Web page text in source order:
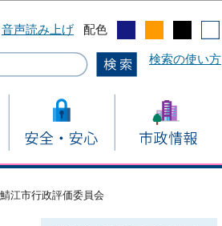
音声読み上げ 配色
検索の使い方
江市行政評価委員会